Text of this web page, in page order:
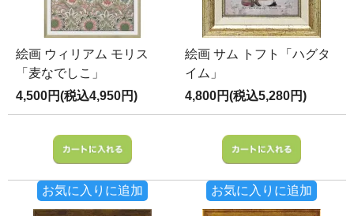
絵画 ウィリアム モリス
「麦なでしこ」
4,500円(税込4,950円)
お気に入りに追加
絵画 サム トフト「ハグタ
イム」
4,800円(税込5,280円)
お気に入りに追加